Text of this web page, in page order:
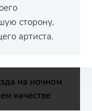
сторону,
артиста.
на ночном
качестве